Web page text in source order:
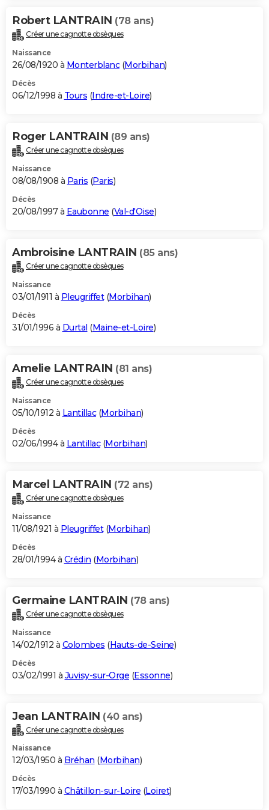
Robert LANTRAIN (78 ans)
Créer une cagnotte obsèques
Naissance
26/08/1920 à Monterblanc(Morbihan)
Décès
06/12/1998 à Tours (Indre-et-Loire)
Roger LANTRAIN (89 ans)
Créer une cagnotte obsèques
Naissance
08/08/1908 à Paris (Paris)
Décès
20/08/1997 à Eaubonne (Val-d'Oise)
Ambroisine LANTRAIN (85 ans)
Créer une cagnotte obsèques
Naissance
03/01/1911 à Pleugriffet(Morbihan)
Décès
31/01/1996 à Durtal (Maine-et-Loire)
Amelie LANTRAIN (81 ans)
Créer une cagnotte obsèques
Naissance
05/10/1912 à Lantillac(Morbihan)
Décès
02/06/1994 à Lantillac(Morbihan)
Marcel LANTRAIN (72 ans)
Créer une cagnotte obsèques
Naissance
11/08/1921 à Pleugriffet(Morbihan)
Décès
28/01/1994 à Crédin (Morbihan)
Germaine LANTRAIN (78 ans)
Créer une cagnotte obsèques
Naissance
14/02/1912 à Colombes (Hauts-de-Seine)
Décès
03/02/1991 à Juvisy-sur-Orge (Essonne)
Jean LANTRAIN (40 ans)
Créer une cagnotte obsèques
Naissance
12/03/1950 à Bréhan (Morbihan)
Décès
17/03/1990 à Châtillon-sur-Loire (Loiret)